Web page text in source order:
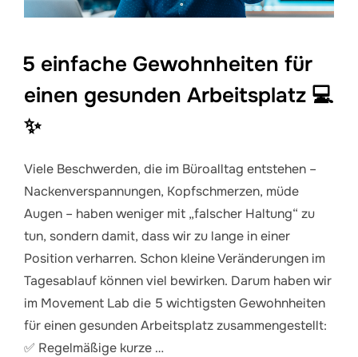
5 einfache Gewohnheiten für
einen gesunden Arbeitsplatz 💻
✨
Viele Beschwerden, die im Büroalltag entstehen –
Nackenverspannungen, Kopfschmerzen, müde
Augen – haben weniger mit „falscher Haltung“ zu
tun, sondern damit, dass wir zu lange in einer
Position verharren. Schon kleine Veränderungen im
Tagesablauf können viel bewirken. Darum haben wir
im Movement Lab die 5 wichtigsten Gewohnheiten
für einen gesunden Arbeitsplatz zusammengestellt:
✅ Regelmäßige kurze …